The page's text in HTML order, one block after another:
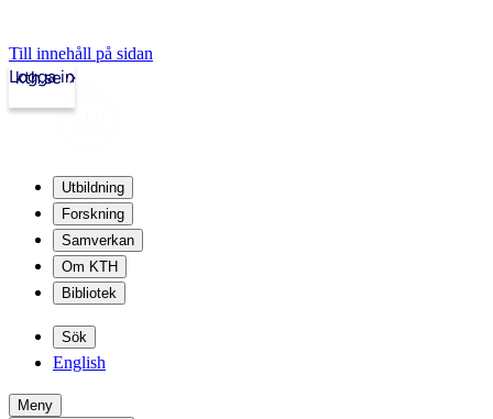
Till innehåll på sidan
kth.se
Logga in
Utbildning
Forskning
Samverkan
Om KTH
Bibliotek
Sök
English
Meny